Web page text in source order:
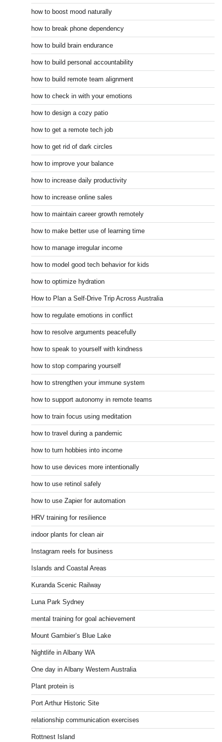
how to boost mood naturally
how to break phone dependency
how to build brain endurance
how to build personal accountability
how to build remote team alignment
how to check in with your emotions
how to design a cozy patio
how to get a remote tech job
how to get rid of dark circles
how to improve your balance
how to increase daily productivity
how to increase online sales
how to maintain career growth remotely
how to make better use of learning time
how to manage irregular income
how to model good tech behavior for kids
how to optimize hydration
How to Plan a Self-Drive Trip Across Australia
how to regulate emotions in conflict
how to resolve arguments peacefully
how to speak to yourself with kindness
how to stop comparing yourself
how to strengthen your immune system
how to support autonomy in remote teams
how to train focus using meditation
how to travel during a pandemic
how to turn hobbies into income
how to use devices more intentionally
how to use retinol safely
how to use Zapier for automation
HRV training for resilience
indoor plants for clean air
Instagram reels for business
Islands and Coastal Areas
Kuranda Scenic Railway
Luna Park Sydney
mental training for goal achievement
Mount Gambier’s Blue Lake
Nightlife in Albany WA
One day in Albany Western Australia
Plant protein is
Port Arthur Historic Site
relationship communication exercises
Rottnest Island